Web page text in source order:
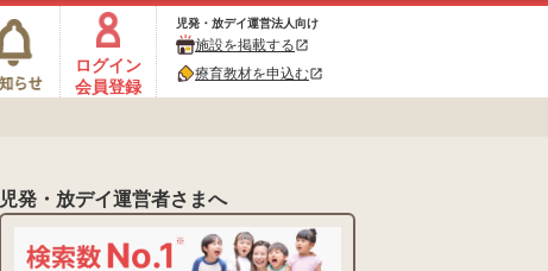
ログイン
会員登録
児発・放デイ運営法人向け
施設を掲載するopen_in_new
療育教材を申込むopen_in_new
児発・放デイ運営者さまへ